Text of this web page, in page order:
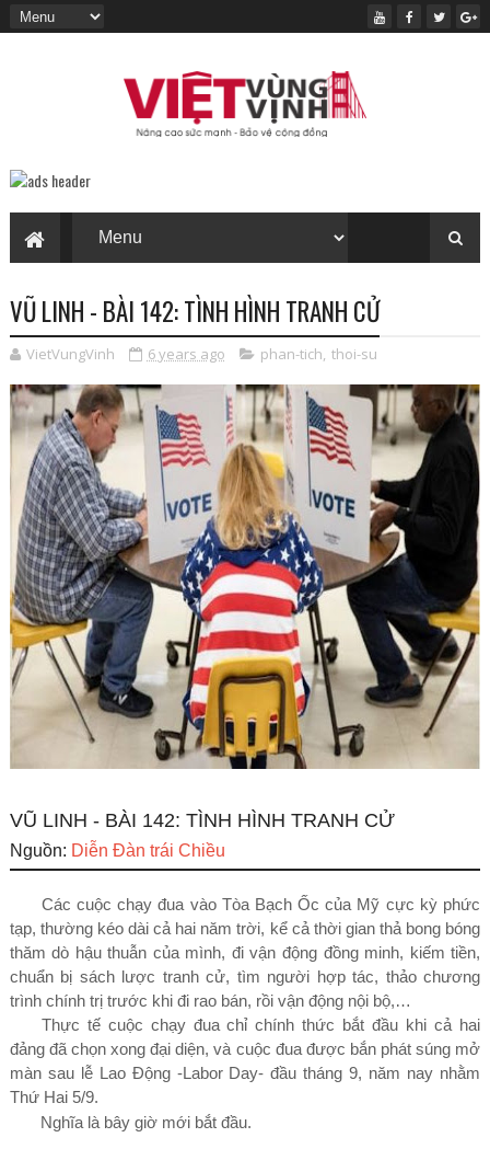
VŨ LINH - BÀI 142: TÌNH HÌNH TRANH CỬ
VietVungVinh 6 years ago phan-tich, thoi-su
VŨ LINH - BÀI 142: TÌNH HÌNH TRANH CỬ
Nguồn: Diễn Đàn trái Chiều
Các cuộc chạy đua vào Tòa Bạch Ốc của Mỹ cực kỳ phức
tạp, thường kéo dài cả hai năm trời, kể cả thời gian thả bong bóng
thăm dò hậu thuẫn của mình, đi vận động đồng minh, kiếm tiền,
chuẩn bị sách lược tranh cử, tìm người hợp tác, thảo chương
trình chính trị trước khi đi rao bán, rồi vận động nội bộ,…
Thực tế cuộc chạy đua chỉ chính thức bắt đầu khi cả hai
đảng đã chọn xong đại diện, và cuộc đua được bắn phát súng mở
màn sau lễ Lao Động -Labor Day- đầu tháng9, năm nay nhằm
Thứ Hai 5/9.
Nghĩa là bây giờ mới bắt đầu.